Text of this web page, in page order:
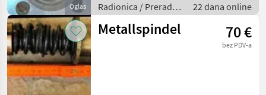
Oglas
Radionica / Prerada
metala
22 dana online
Metallspindel 70 €
bez PDV-a